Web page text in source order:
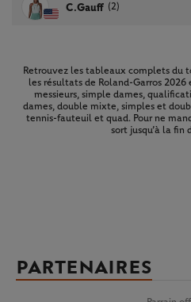
C.Gauff (2)
Retrouvez les tableaux complets du
les résultats de Roland-Garros
messieurs, simple dames,
dames, double mixte, simples et
tennis-fauteuil et quad. Pour ne
sort jusqu’à la fin
PARTENAIRES